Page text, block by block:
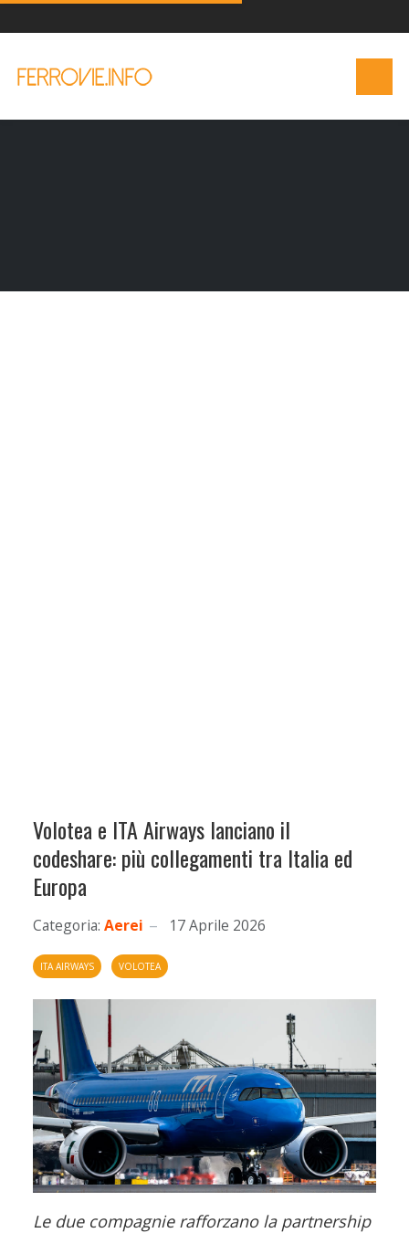
Volotea e ITA Airways lanciano il
codeshare: più collegamenti tra Italia ed
Europa
Categoria: Aerei 17 Aprile 2026
ITA AIRWAYS VOLOTEA
Le due compagnie rafforzano la partnership